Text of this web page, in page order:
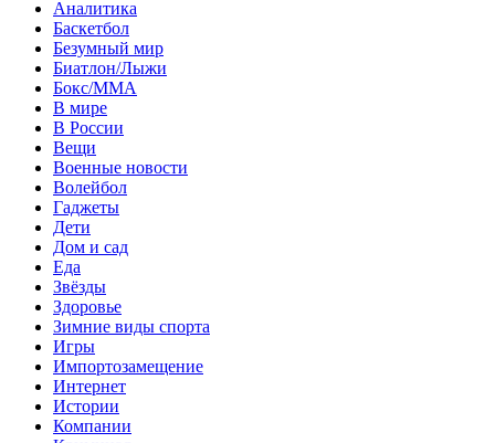
Аналитика
Баскетбол
Безумный мир
Биатлон/Лыжи
Бокс/MMA
В мире
В России
Вещи
Военные новости
Волейбол
Гаджеты
Дети
Дом и сад
Еда
Звёзды
Здоровье
Зимние виды спорта
Игры
Импортозамещение
Интернет
Истории
Компании